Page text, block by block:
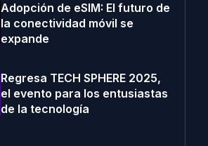
Adopción de eSIM: El futuro de
la conectividad móvil se
expande
Regresa TECH SPHERE 2025,
el evento para los entusiastas
de la tecnología